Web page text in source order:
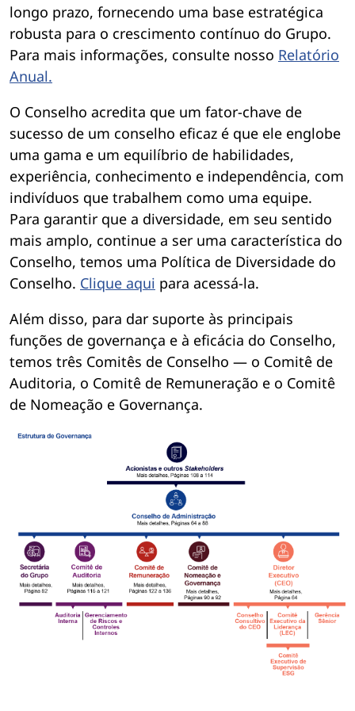
longo prazo, fornecendo uma base estratégica
robusta para o crescimento contínuo do Grupo.
Para mais informações, consulte nosso Relatório
Anual.
O Conselho acredita que um fator-chave de
sucesso de um conselho eficaz é que ele englobe
uma gama e um equilíbrio de habilidades,
experiência, conhecimento e independência, com
indivíduos que trabalhem como uma equipe.
Para garantir que a diversidade, em seu sentido
mais amplo, continue a ser uma característica do
Conselho, temos uma Política de Diversidade do
Conselho. Clique aqui para acessá-la.
Além disso, para dar suporte às principais
funções de governança e à eficácia do Conselho,
temos três Comitês de Conselho — o Comitê de
Auditoria, o Comitê de Remuneração e o Comitê
de Nomeação e Governança.